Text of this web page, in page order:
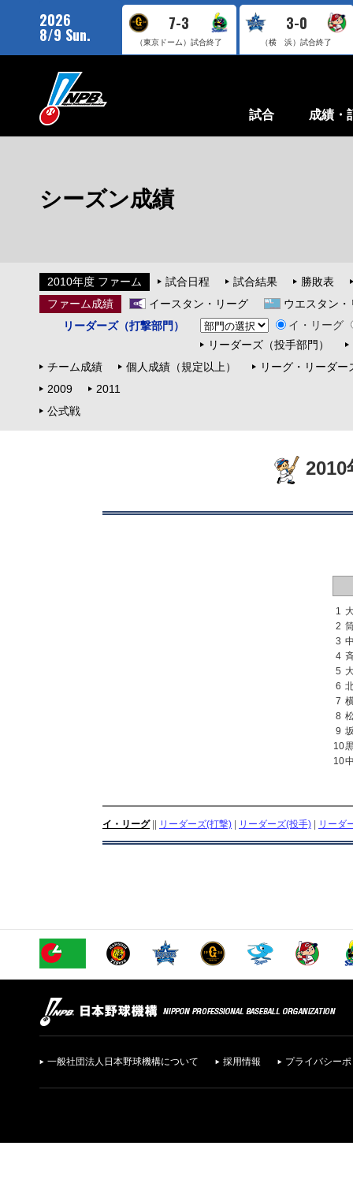
2026
8/9 Sun.
7-3
（東京ドーム）試合終了
3-0
（横 浜）試合終了
試合 成績・
シーズン成績
2010年度 ファーム 試合日程 試合結果
勝敗表
ファーム成績
イースタン・リーグ
ウエスタン・
リーダーズ（打撃部門）
イ・リーグ
リーダーズ（投手部門）
チーム成績
個人成績（規定以上）
リーグ・リーダー
2009
2011
公式戦
1
2
3
4
5
6
7
8
9
10
10
イ・リーグ|| リーダーズ(打撃) リーダーズ(投手) リーダ
一般社団法人日本野球機構について 採用情報 プライバシー